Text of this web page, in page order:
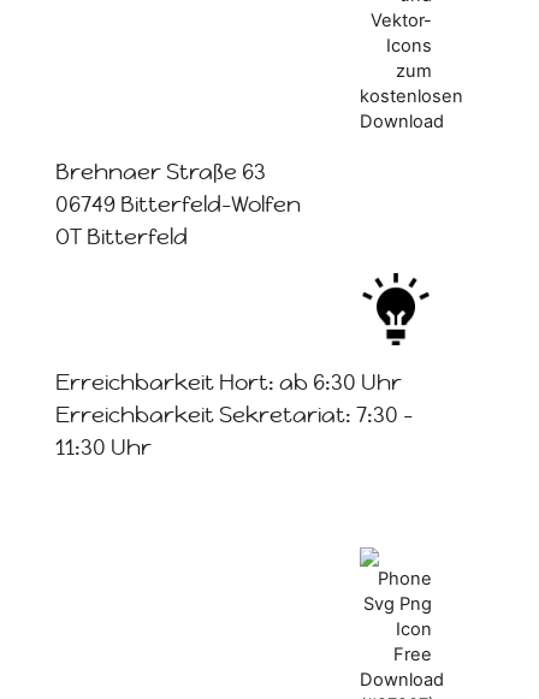
Brehnaer Straße 63
06749 Bitterfeld-Wolfen
OT Bitterfeld
Erreichbarkeit Hort: ab 6:30 Uhr
Erreichbarkeit Sekretariat: 7:30 -
11:30 Uhr